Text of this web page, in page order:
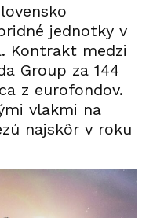
jednotky v
Kontrakt medzi
Group za 144
z eurofondov.
vlakmi na
najskôr v roku